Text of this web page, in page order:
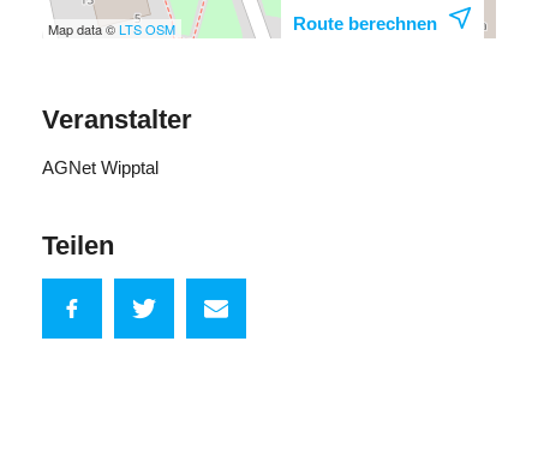
Map data ©LTSOSM Route berechnen
Veranstalter
AGNet Wipptal
Teilen